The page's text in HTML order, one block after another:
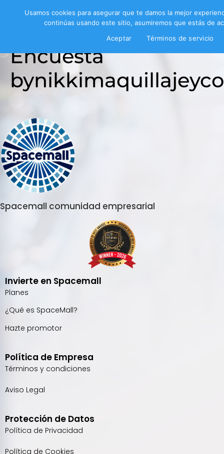
Encuesta
Spacemall comunidad empresarial
Invierte en Spacemall
Planes
¿Qué es SpaceMall?
Hazte promotor
Política de Empresa
Términos y condiciones
Aviso Legal
Protección de Datos
Política de Privacidad
Política de Cookies
Usamos cookies para asegurar que te damos la mejor
continúas usando este sitio, asumiremos que estás de
Aceptar
Términos de servicio